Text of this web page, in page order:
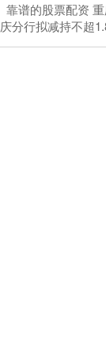
靠谱的股票配资
庆分行拟减持不超